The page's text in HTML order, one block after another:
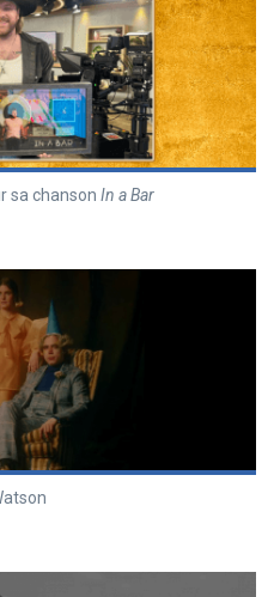
sa chanson In a Bar